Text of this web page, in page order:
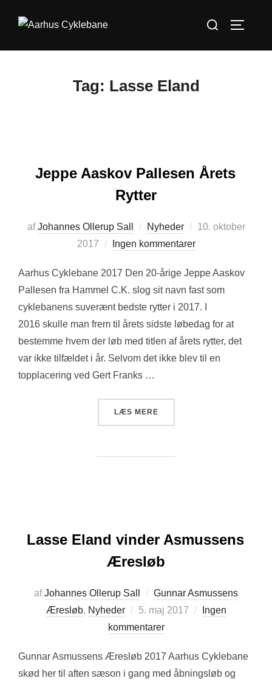
Søg
Tag: Lasse Eland
Jeppe Aaskov Pallesen Årets
Rytter
afJohannes Ollerup Sall Nyheder
Udgivet
10. oktober
2017
Ingen kommentarer
Aarhus Cyklebane 2017 Den 20-årige Jeppe Aaskov
Pallesen fra Hammel C.K. slog sit navn fast som
cyklebanens suverænt bedste rytter i 2017. I
2016 skulle man frem til årets sidste løbedag for at
bestemme hvem der løb med titlen af årets rytter, det
var ikke tilfældet i år. Selvom det ikke blev til en
topplacering ved Gert Franks …
LÆS MERE“JEPPE AASKOV
Lasse Eland vinder Asmussens
Æresløb
afJohannes Ollerup Sall
Gunnar Asmussens
Æresløb, Nyheder
Udgivet
d.
5. maj 2017
Ingen
kommentarer
Gunnar Asmussens Æresløb 2017 Aarhus Cyklebane
skød her til aften sæson i gang med åbningsløb og